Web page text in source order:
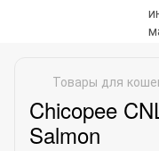
Товары для
Chicopee
Salmon